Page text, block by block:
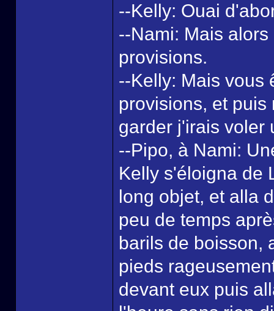
--Kelly: Ouai
--Nami: Mais
provisions.
--Kelly: Mais vous
provisions, et puis
garder j'irais voler
--Pipo, à Nami:
Kelly s'éloigna de
long objet, et alla
peu de temps
barils de boisson,
pieds
devant eux puis